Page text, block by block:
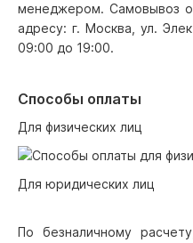
менеджером. Самовывоз
адресу: г. Москва, ул.
09:00 до 19:00.
Способы оплаты
Для физических лиц
Для юридических лиц
По безналичному